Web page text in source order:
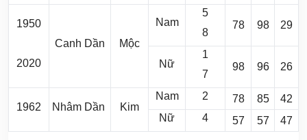
1950
2020
Canh Dần Mộc
Nam
5
8
78 98 29
Nữ
1
7
98 96 26
1962 Nhâm Dần Kim
Nam 2 78 85
42
Nữ
4 57 57 47